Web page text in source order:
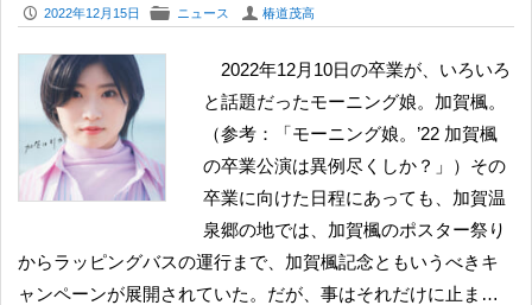
P 2022年12月15日 F ニュース U 椿道茂高
2022年12月10日の卒業が、いろいろ
と話題だったモーニング娘。加賀楓。
（参考：「モーニング娘。’22 加賀楓
の卒業公演は異例尽くしか？」）その
卒業に向けた日程にあっても、加賀温
泉郷の地では、加賀楓のポスター祭り
からラッピングバスの運行まで、加賀楓記念ともいうべきキ
ャンペーンが展開されていた。だが、事はそれだけに止ま…